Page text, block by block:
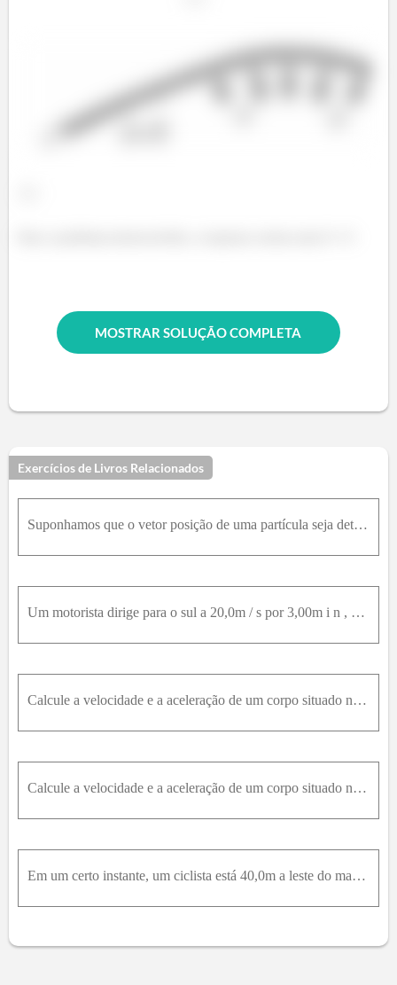
MOSTRAR SOLUÇÃO COMPLETA
Exercícios de Livros Relacionados
Suponhamos que o vetor posição de uma partícula seja determinado como uma função de tempo por r → t =x t i ^+y t j ^ , com x ( t )=a t+b e y ( t )=c t 2+d , em que a=1,00m / s , b=1,00m , c=0,125m / s
Um motorista dirige para o sul a 20,0m / s por 3,00m i n , então vira para oeste e move-se a 25,0m / s por 2,00m i n , quando finalmente vai para o noroeste a 30,0m / s por 1,00m i n . Para esse percu
Calcule a velocidade e a aceleração de um corpo situado na linha do equador, decorrentes do movimento de rotação da Terra, considerando que a circunferência vale 40000k m .
Calcule a velocidade e a aceleração de um corpo situado na linha do equador, decorrentes do movimento de rotação da Terra, considerando que a circunferência vale 40000k m .
Em um certo instante, um ciclista está 40,0m a leste do mastro de um parque, indo para o sul com uma velocidade de 10,0m / s . Após 30,0s , o ciclista está 40,0m ao norte do mastro, dirigindo-se para